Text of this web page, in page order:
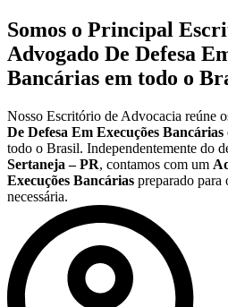
Somos o Principal
Advogado De Defesa
Bancárias em todo o
Nosso Escritório de Advocacia reúne
De Defesa Em Execuções Bancárias
todo o Brasil. Independentemente do
Sertaneja – PR, contamos com um
Execuções Bancárias preparado para
necessária.